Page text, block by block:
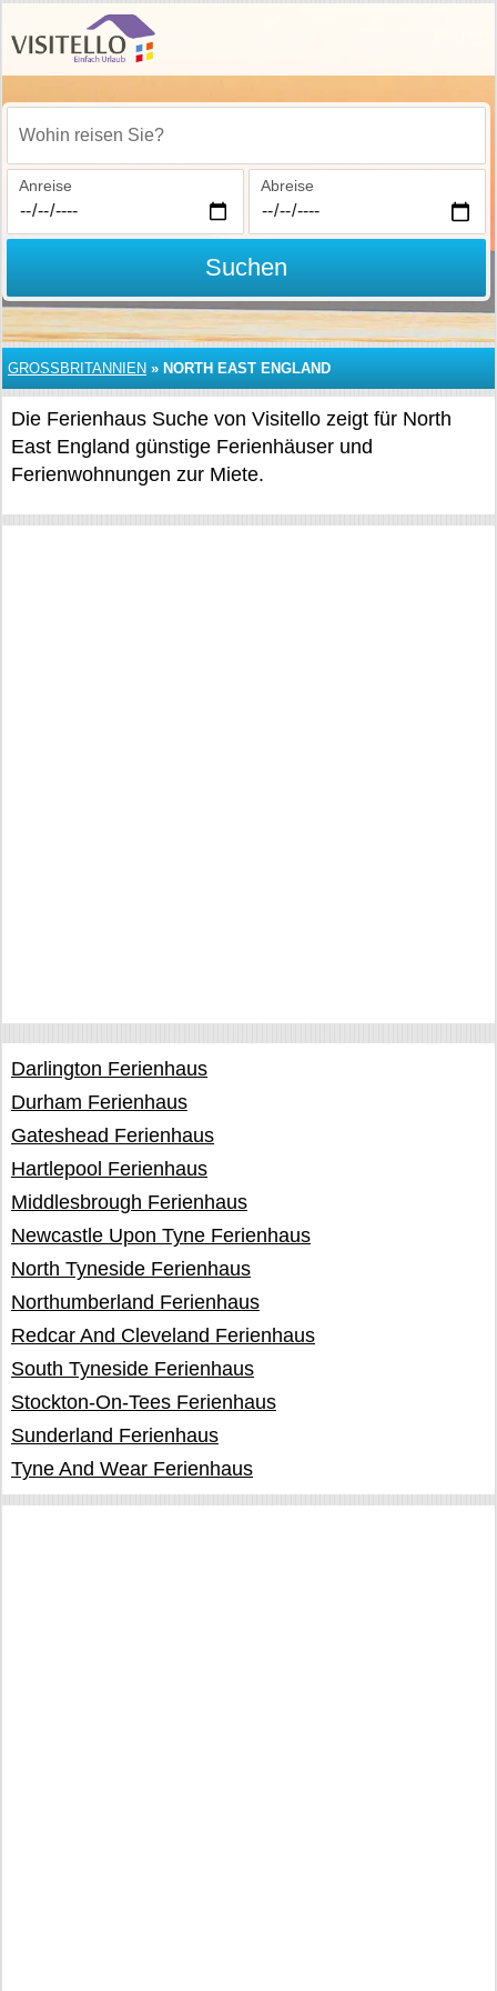
Wohin reisen Sie?
Anreise Abreise
Suchen
GROSSBRITANNIEN » NORTH EAST ENGLAND
Die Ferienhaus Suche von Visitello zeigt für North
East England günstige Ferienhäuser und
Ferienwohnungen zur Miete.
Darlington Ferienhaus
Durham Ferienhaus
Gateshead Ferienhaus
Hartlepool Ferienhaus
Middlesbrough Ferienhaus
Newcastle Upon Tyne Ferienhaus
North Tyneside Ferienhaus
Northumberland Ferienhaus
Redcar And Cleveland Ferienhaus
South Tyneside Ferienhaus
Stockton-On-Tees Ferienhaus
Sunderland Ferienhaus
Tyne And Wear Ferienhaus